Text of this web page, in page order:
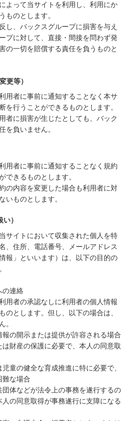
よって当サイトを利用し、利用にか
ものとします。
し、バックスグループに損害を与え
プに対して、直接・間接を問わず発
の一切を賠償する責任を負うものと
更等）
用者に事前に通知することなく本サ
を行うことができるものとします。
者に損害が生じたとしても、バック
を負いません。
用者に事前に通知することなく規約
できるものとします。
の内容を変更した場合も利用者に対
いものとします。
）
サイトにおいて収集された個人を特
、住所、電話番号、メールアドレス
報」といいます）は、以下の目的の
の連絡
用者の承認なしに利用者の個人情報
のとします。但し、以下の場合は、
。
の開示または提供が許容される場合
は財産の保護に必要で、本人の同意取
童の健全な育成推進に特に必要で、
難な場合
団体などが法令上の事務を遂行するの
人の同意取得が事務遂行に支障になる